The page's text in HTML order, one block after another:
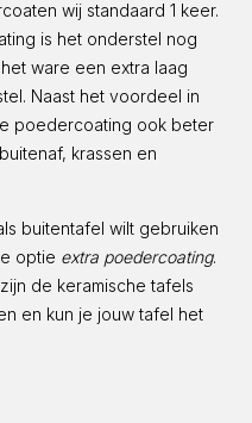
wij standaard 1 keer.
is het onderstel nog
ware een extra laag
Naast het voordeel in
poedercoating ook beter
krassen en
buitentafel wilt gebruiken
optie extra poedercoating.
de keramische tafels
en kun je jouw tafel het